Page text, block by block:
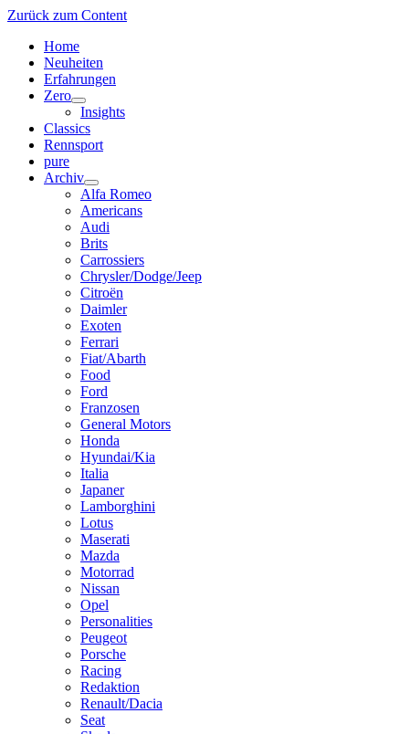
Zurück zum Content
Home
Neuheiten
Erfahrungen
Zero
Menü
öffnen
Insights
Classics
Rennsport
pure
Archiv
Menü
öffnen
Alfa Romeo
Americans
Audi
Brits
Carrossiers
Chrysler/Dodge/Jeep
Citroën
Daimler
Exoten
Ferrari
Fiat/Abarth
Food
Ford
Franzosen
General Motors
Honda
Hyundai/Kia
Italia
Japaner
Lamborghini
Lotus
Maserati
Mazda
Motorrad
Nissan
Opel
Personalities
Peugeot
Porsche
Racing
Redaktion
Renault/Dacia
Seat